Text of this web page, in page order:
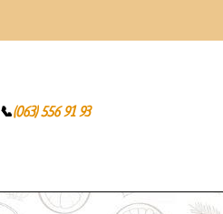
📞(063) 556 91 93